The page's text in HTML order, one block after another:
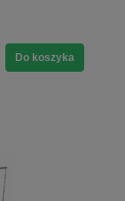
Do koszyka